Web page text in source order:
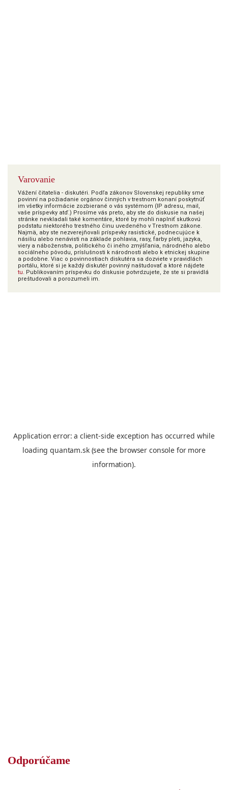
Varovanie
Vážení čitatelia - diskutéri. Podľa zákonov Slovenskej republiky sme
povinní na požiadanie orgánov činných v trestnom konaní poskytnúť
im všetky informácie zozbierané o vás systémom (IP adresu, mail,
vaše príspevky atď.) Prosíme vás preto, aby ste do diskusie na našej
stránke nevkladali také komentáre, ktoré by mohli naplniť skutkovú
podstatu niektorého trestného činu uvedeného v Trestnom zákone.
Najmä, aby ste nezverejňovali príspevky rasistické, podnecujúce k
násiliu alebo nenávisti na základe pohlavia, rasy, farby pleti, jazyka,
viery a náboženstva, politického či iného zmýšľania, národného alebo
sociálneho pôvodu, príslušnosti k národnosti alebo k etnickej skupine
a podobne. Viac o povinnostiach diskutéra sa dozviete v pravidlách
portálu, ktoré si je každý diskutér povinný naštudovať a ktoré nájdete
tu. Publikovaním príspevku do diskusie potvrdzujete, že ste si pravidlá
preštudovali a porozumeli im.
Odporúčame